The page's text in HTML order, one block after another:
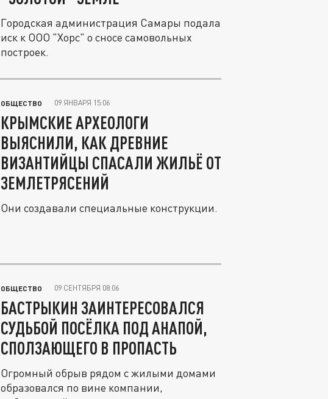
Городская администрация Самары подала
иск к ООО "Хорс" о сносе самовольных
построек.
ОБЩЕСТВО 09 ЯНВАРЯ 15:06
КРЫМСКИЕ АРХЕОЛОГИ
ВЫЯСНИЛИ, КАК ДРЕВНИЕ
ВИЗАНТИЙЦЫ СПАСАЛИ ЖИЛЬЁ ОТ
ЗЕМЛЕТРЯСЕНИЙ
Они создавали специальные конструкции.
ОБЩЕСТВО 09 СЕНТЯБРЯ 08:06
БАСТРЫКИН ЗАИНТЕРЕСОВАЛСЯ
СУДЬБОЙ ПОСЁЛКА ПОД АНАПОЙ,
СПОЛЗАЮЩЕГО В ПРОПАСТЬ
Огромный обрыв рядом с жилыми домами
образовался по вине компании,